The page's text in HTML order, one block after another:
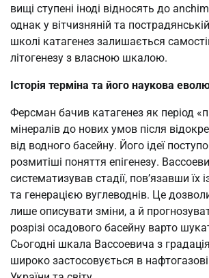
вищі ступені іноді відносять до
однак у вітчизняній та пострадянській
школі катагенез залишається
літогенезу з власною шкалою.
Історія терміна та його наукова
Ферсман бачив катагенез як період
мінералів до нових умов після
від водного басейну. Його ідеї
розмитіші поняття епігенезу.
систематизував стадії, пов’язавши їх
та генерацією вуглеводнів. Це
лише описувати зміни, а й
розрізі осадового басейну варто
Сьогодні шкала Вассоевича з
широко застосовується в